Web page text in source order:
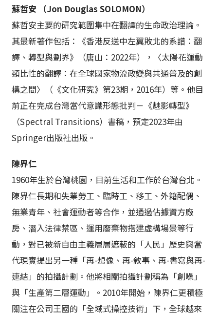
蘇哲安 （Jon Douglas SOLOMON）
蘇哲安主要的研究範圍集中在翻譯的生命政治理論。
其最新著作包括：《香港反送中左翼敗北的系譜：翻
譯、轉型與劃界》（唐山：2022年），〈太陽花運動
類比性的翻譯：在全球國家物流政變與共通普及的創
構之間〉（《文化研究》第23期，2016年）等。他目
前正在完成台灣當代意識形態批判－《魅影轉型》
（Spectral Transitions）書稿，預定2023年由
Springer出版社出版。
陳界仁
1960年生於台灣桃園，目前生活和工作於台灣台北。
陳界仁長期和失業勞工、臨時工、移工、外籍配偶、
無業青年、社會運動者等合作，並通過佔據資方廠
房、潛入法律禁區、運用廢棄物搭建虛構場景等行
動，對已被新自由主義層層遮蔽的「人民」歷史與當
代現實提出另一種「再-想像、再-敘事、再-書寫與再-
連結」的拍攝計劃。他將相關拍攝計劃稱為「創噪」
與「生產第二層運動」。2010年開始，陳界仁更積極
關注在公司王國的「全域式操控技術」下，全球越來